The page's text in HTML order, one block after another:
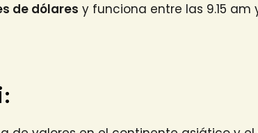
de dólares y funciona entre las 9.15 am